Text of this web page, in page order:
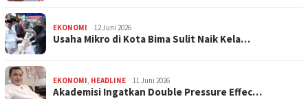
EKONOMI 12 Juni 2026
Usaha Mikro di Kota Bima Sulit Naik Kela…
EKONOMI, HEADLINE 11 Juni 2026
Akademisi Ingatkan Double Pressure Effec…